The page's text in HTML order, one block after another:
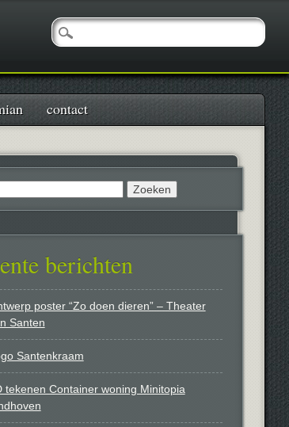
contact
berichten
poster “Zo doen dieren” – Theater
Santen
Santenkraam
tekenen Container woning Minitopia